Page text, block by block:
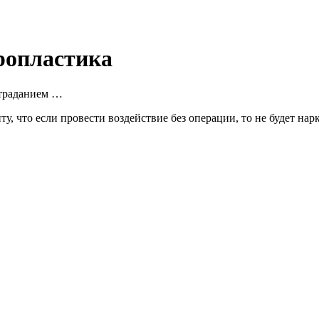
…
что если провести воздействие без операции, то не будет